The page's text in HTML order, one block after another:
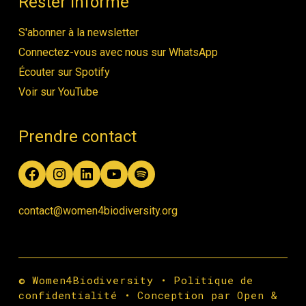
S'abonner à la newsletter
Connectez-vous avec nous sur WhatsApp
Écouter sur Spotify
Voir sur YouTube
Prendre contact
FacebookInstagram
LinkedInYouTubeSpotify
contact@women4biodiversity.org
© Women4Biodiversity • Politique de
confidentialité •Conception par Open &